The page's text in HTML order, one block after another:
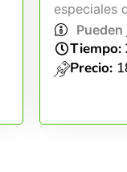
especiales
Tiempo:
Precio: